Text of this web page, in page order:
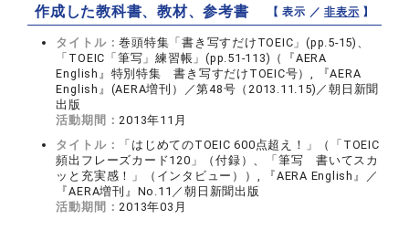
作成した教科書、教材、参考書 【 表示 ／非表示 】
タイトル：巻頭特集「書き写すだけTOEIC」(pp.5-15)、
「TOEIC「筆写」練習帳」(pp.51-113)（『AERA
English』特別特集 書き写すだけTOEIC号）, 『AERA
English』(AERA増刊）／第48号（2013.11.15)／朝日新聞
出版
活動期間： 2013年11月
タイトル：
「はじめてのTOEIC 600点超え！」（「TOEIC
頻出フレーズカード120」（付録）、「筆写 書いてスカ
ッと充実感！」（インタビュー））, 『AERA English』／
『AERA増刊』No.11／朝日新聞出版
活動期間： 2013年03月